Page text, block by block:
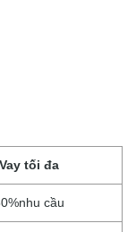
Vay tối đa
cầu